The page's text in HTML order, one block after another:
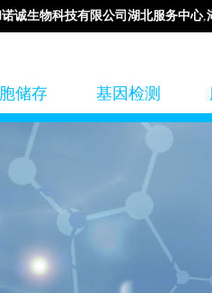
诚生物科技有限公司湖北服务中心,
储存 基因检测